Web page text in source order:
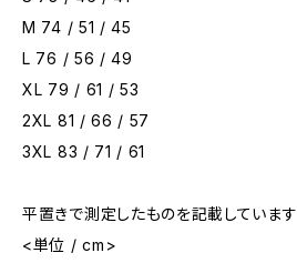
M 74 / 51 / 45
L 76 / 56 / 49
XL 79 / 61 / 53
2XL 81 / 66 / 57
3XL 83 / 71 / 61
平置きで測定したものを記載しています
<単位 / cm>